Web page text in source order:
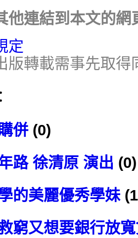
他連結到本文的網
定
版轉載需事先取得
併(0)
路 徐清原 演出 (0)
的美麗優秀學妹
窮又想要銀行放